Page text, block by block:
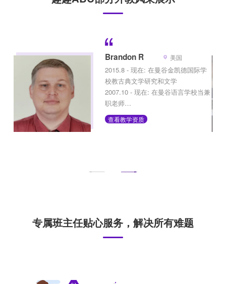
Brandon R 美国
2015.8 - 现在: 在曼谷金凯德国际学
校教古典文学研究和文学
2007.10 - 现在: 在曼谷语言学校当兼
职老师
2012.4 - 2015.7: 教科学、英语、文
学、社会科学课程等
教书1年
查看教学资质
专属班主任贴心服务，解决所有难题